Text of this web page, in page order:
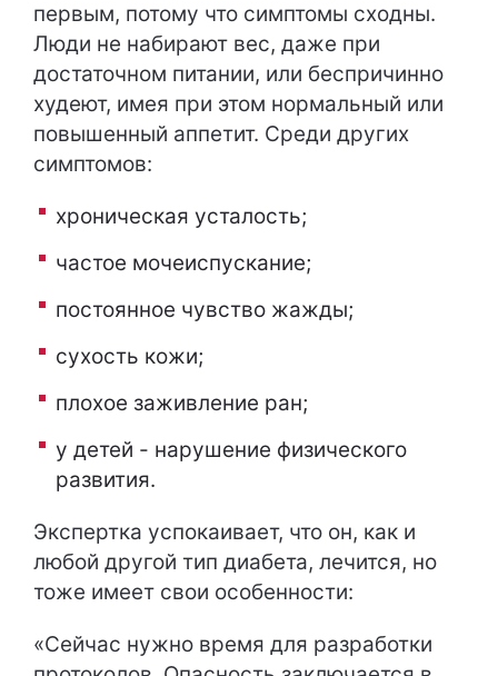
первым, потому что симптомы сходны.
Люди не набирают вес, даже при
достаточном питании, или беспричинно
худеют, имея при этом нормальный или
повышенный аппетит. Среди других
симптомов:
хроническая усталость;
частое мочеиспускание;
постоянное чувство жажды;
сухость кожи;
плохое заживление ран;
у детей - нарушение физического
развития.
Экспертка успокаивает, что он, как и
любой другой тип диабета, лечится, но
тоже имеет свои особенности:
«Сейчас нужно время для разработки